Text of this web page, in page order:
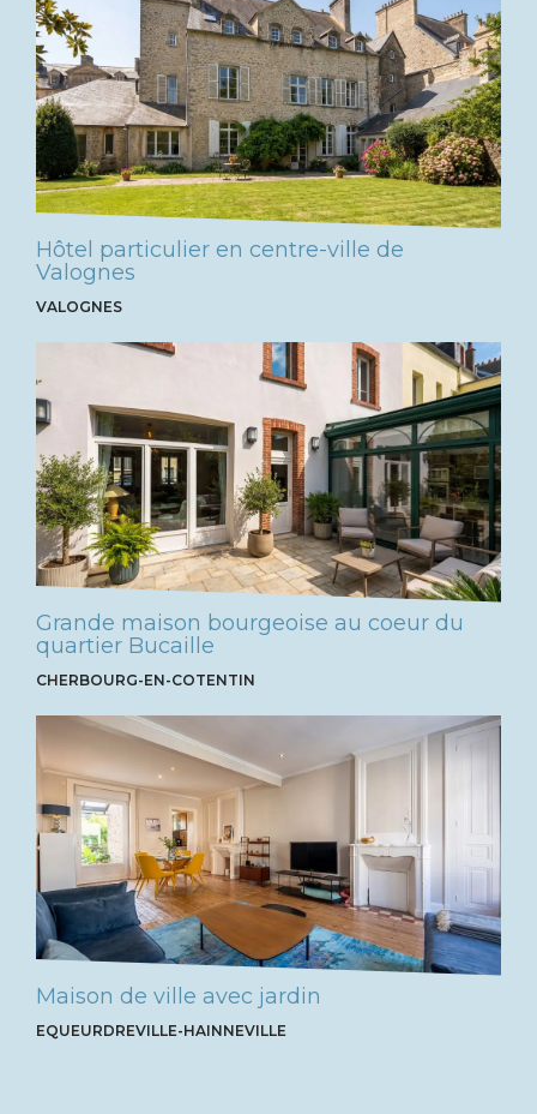
Hôtel particulier en centre-ville de
Valognes
VALOGNES
Grande maison bourgeoise au coeur du
quartier Bucaille
CHERBOURG-EN-COTENTIN
Maison de ville avec jardin
EQUEURDREVILLE-HAINNEVILLE